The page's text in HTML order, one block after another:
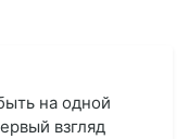
на одной
взгляд